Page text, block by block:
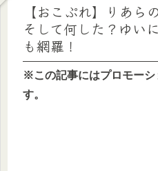
【おこぷれ】りあら
そして何した？ゆい
も網羅！
※この記事にはプロモーシ
す。